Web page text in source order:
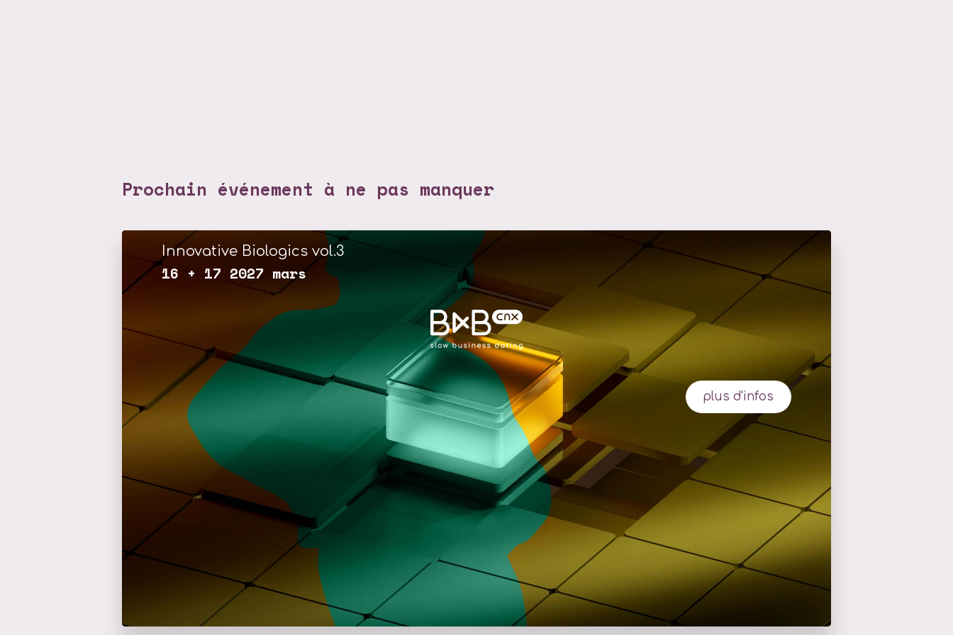
Prochain événement à ne pas manquer
Innovative Biologics vol.3
16 + 17 2027 mars
plus d'infos